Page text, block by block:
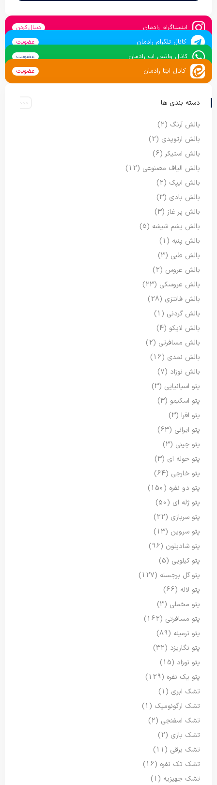
اینستاگرام رادمان دنبال کردن
کانال تلگرام رادمان عضویت
کانال واتس اپ رادمان عضویت
کانال ایتا رادمان عضویت
دسته بندی ها
بالش آرنگ (2)
بالش ارتوپدی (2)
بالش استیکر (6)
بالش الیاف مصنوعی (12)
بالش ایپک (2)
بالش بادی (3)
بالش پر غاز (3)
بالش پشم شیشه (5)
بالش پنبه (1)
بالش طبی (3)
بالش عروس (2)
بالش عروسکی (23)
بالش فانتزی (28)
بالش گردنی (1)
بالش لایکو (4)
بالش مسافرتی (2)
بالش نمدی (16)
بالش نوزاد (7)
پتو اسپانیایی (3)
پتو اسکیمو (3)
پتو افرا (3)
پتو ایرانی (63)
پتو چینی (3)
پتو حوله ای (3)
پتو خارجی (64)
پتو دو نفره (150)
پتو ژله ای (50)
پتو سربازی (22)
پتو سروین (13)
پتو شادیلون (96)
پتو کیلویی (5)
پتو گل برجسته (127)
پتو لاله (66)
پتو مخملی (3)
پتو مسافرتی (162)
پتو نرمینه (89)
پتو نگاریزد (32)
پتو نوزاد (15)
پتو یک نفره (129)
تشک ابری (1)
تشک ارگونومیک (1)
تشک اسفنجی (2)
تشک بازی (2)
تشک برقی (11)
تشک تک نفره (16)
تشک جهیزیه (1)